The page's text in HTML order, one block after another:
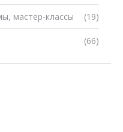
(19)
мастер-классы
(66)